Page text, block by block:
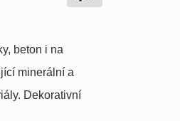
beton i na
minerální a
Dekorativní